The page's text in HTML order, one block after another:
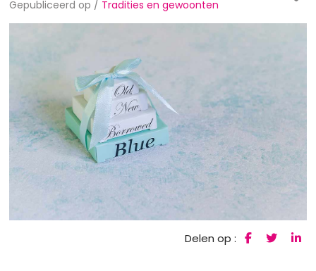
Gepubliceerd op / Tradities en gewoonten
Delen op :